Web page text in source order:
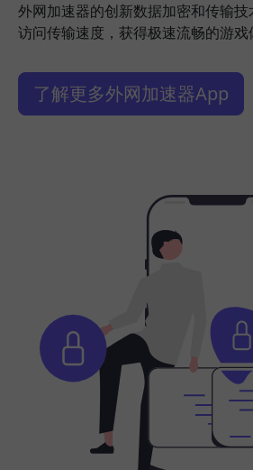
外网加速器的创新数据加密和传输
访问传输速度，获得极速流畅的游戏
了解更多外网加速器App